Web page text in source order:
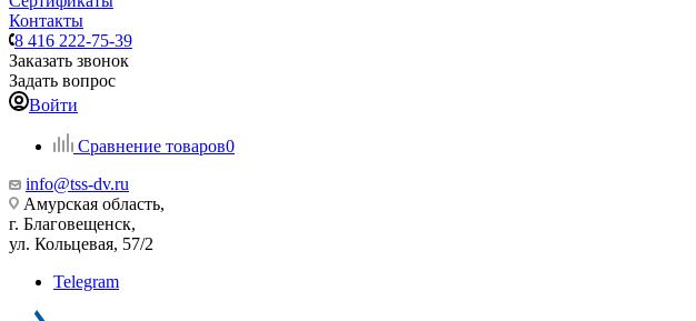
Контакты
8 416 222-75-39
Заказать звонок
Задать вопрос
Войти
Сравнение товаров0
info@tss-dv.ru
Амурская область,
г. Благовещенск,
ул. Кольцевая, 57/2
Telegram